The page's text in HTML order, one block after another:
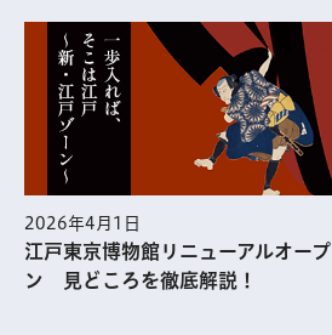
2026年4月1日
江戸東京博物館リニューアルオープ
ン 見どころを徹底解説！